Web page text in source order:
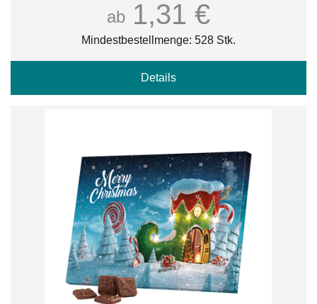
ab 1,31 €
Mindestbestellmenge: 528 Stk.
Details